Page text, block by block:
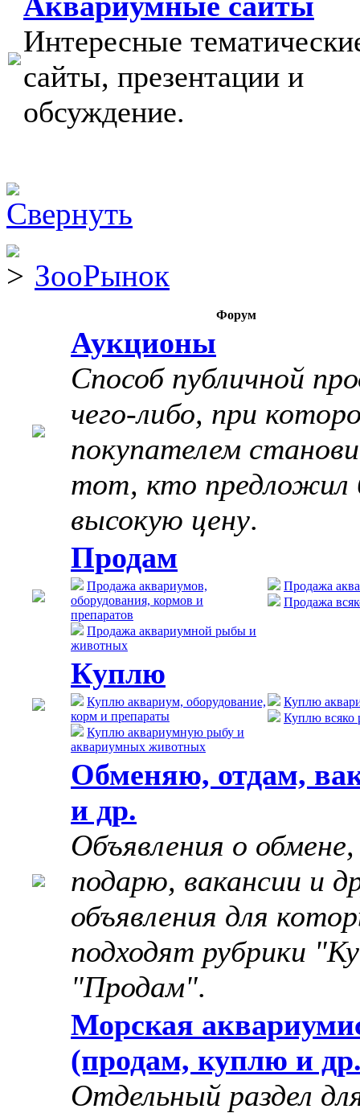
Интересные
сайты, презентации и
обсуждение.
ЗооРынок
Форум
Аукционы
Способ публичной
чего-либо, при
покупателем
тот, кто предложил
высокую цену.
Продам
Продажа аквариумов,
оборудования, кормов и
препаратов
Продажа аквариумной рыбы и
животных
Продажа
Продажа
Куплю
Куплю аквариум, оборудование,
корм и препараты
Куплю аквариумную рыбу и
аквариумных животных
Куплю
Куплю всяко
Обменяю, отдам,
и др.
Объявления о обмене,
подарю, вакансии и
объявления для
подходят рубрики
"Продам".
Морская
(продам, куплю и
Отдельный раздел